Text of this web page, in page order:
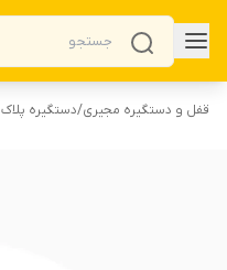
قفل و دستگیره مجیری/دستگیره پلاک